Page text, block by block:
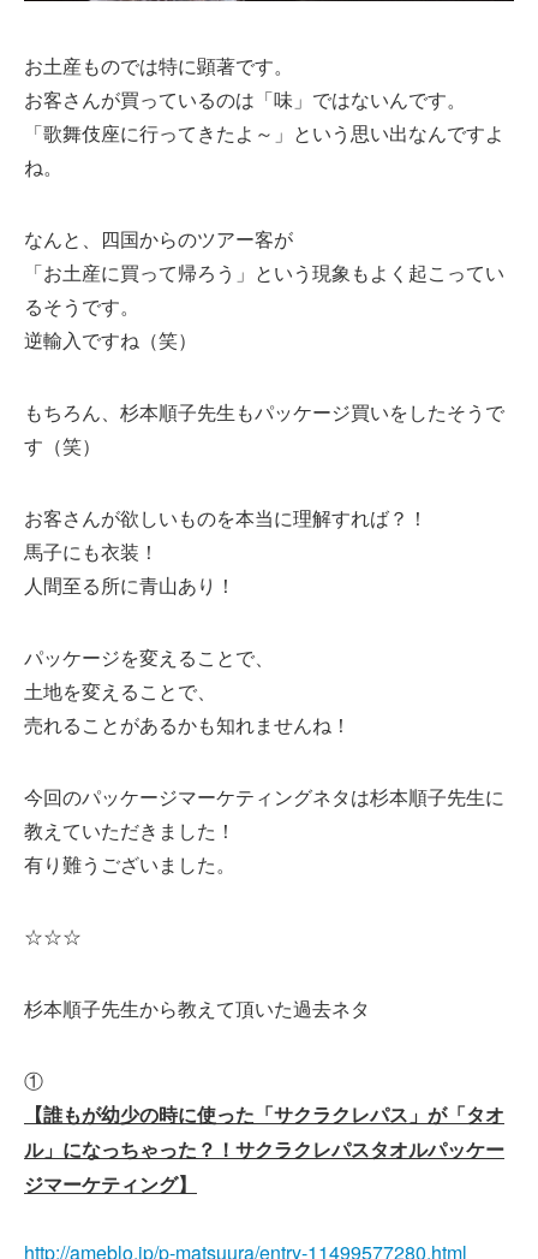
お土産ものでは特に顕著です。
お客さんが買っているのは「味」ではないんです。
「歌舞伎座に行ってきたよ～」という思い出なんですよ
ね。
なんと、四国からのツアー客が
「お土産に買って帰ろう」という現象もよく起こってい
るそうです。
逆輸入ですね（笑）
もちろん、杉本順子先生もパッケージ買いをしたそうで
す（笑）
お客さんが欲しいものを本当に理解すれば？！
馬子にも衣装！
人間至る所に青山あり！
パッケージを変えることで、
土地を変えることで、
売れることがあるかも知れませんね！
今回のパッケージマーケティングネタは杉本順子先生に
教えていただきました！
有り難うございました。
☆☆☆
杉本順子先生から教えて頂いた過去ネタ
①
【誰もが幼少の時に使った「サクラクレパス」が「タオ
ル」になっちゃった？！サクラクレパスタオルパッケー
ジマーケティング】
http://ameblo.jp/p-matsuura/entry-11499577280.html